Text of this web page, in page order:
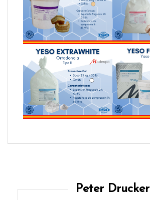
Peter Drucker